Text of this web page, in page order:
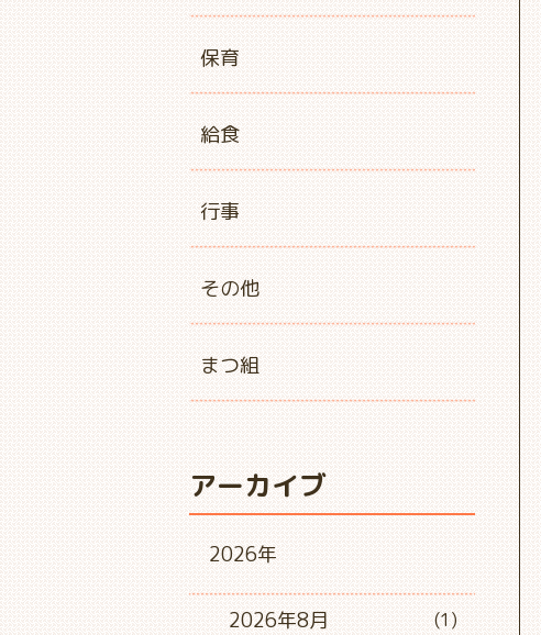
保育
給食
行事
その他
まつ組
アーカイブ
2026年
2026年8月 (1)